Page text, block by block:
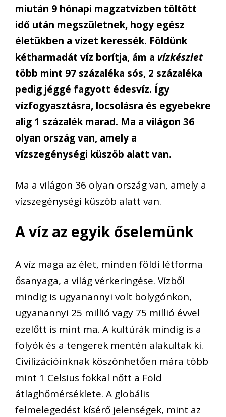
miután 9 hónapi magzatvízben töltött
idő után megszületnek, hogy egész
életükben a vizet keressék. Földünk
kétharmadát víz borítja, ám a vízkészlet
több mint 97 százaléka sós, 2 százaléka
pedig jéggé fagyott édesvíz. Így
vízfogyasztásra, locsolásra és egyebekre
alig 1 százalék marad. Ma a világon 36
olyan ország van, amely a
vízszegénységi küszöb alatt van.
Ma a világon 36 olyan ország van, amely a
vízszegénységi küszöb alatt van.
A víz az egyik őselemünk
A víz maga az élet, minden földi létforma
ősanyaga, a világ vérkeringése. Vízből
mindig is ugyanannyi volt bolygónkon,
ugyanannyi 25 millió vagy 75 millió évvel
ezelőtt is mint ma. A kultúrák mindig is a
folyók és a tengerek mentén alakultak ki.
Civilizációinknak köszönhetően mára több
mint 1 Celsius fokkal nőtt a Föld
átlaghőmérséklete. A globális
felmelegedést kísérő jelenségek, mint az